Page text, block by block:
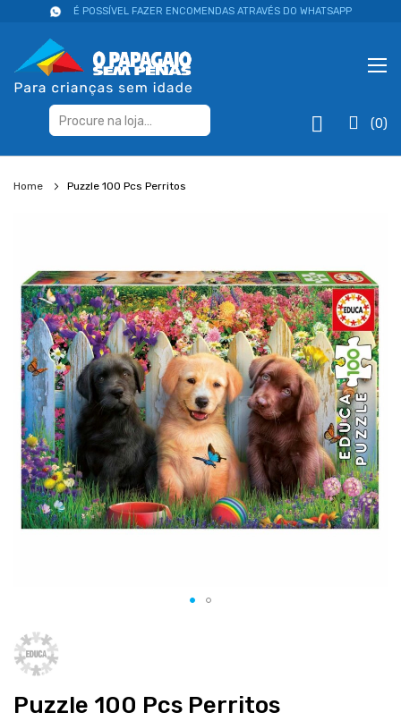
É POSSÍVEL FAZER ENCOMENDAS ATRAVÉS DO WHATSAPP
(0)
Home Puzzle 100 Pcs Perritos
Puzzle 100 Pcs Perritos
final
da
galeria
de
imagens
para
o
início
da